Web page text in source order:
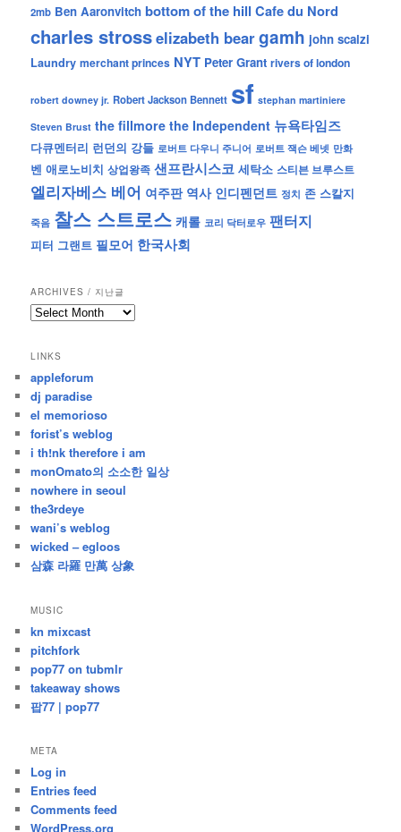
2mb Ben Aaronvitch bottom of the hill Cafe du Nord
charles strosselizabeth beargamh john scalzi
Laundry merchant princes NYT Peter Grant rivers of london
robert downey jr. Robert Jackson Bennett sf stephan martiniere
Steven Brust the fillmore the Independent 뉴욕타임즈
다큐멘터리 런던의 강들 로버트 다우니 주니어 로버트 잭슨 베넷 만화
벤 애로노비치 상업왕족 샌프란시스코 세탁소 스티븐 브루스트
엘리자베스 베어 여주판 역사 인디펜던트 정치 존 스칼지
죽음 찰스 스트로스 캐롤 코리 닥터로우 팬터지
피터 그랜트 필모어 한국사회
ARCHIVES / 지난글
archives
난
글
LINKS
appleforum
dj paradise
el memorioso
forist’s weblog
i th!nk therefore i am
monOmato의 소소한 일상
nowhere in seoul
the3rdeye
wani’s weblog
wicked – egloos
삼森 라羅 만萬 상象
MUSIC
kn mixcast
pitchfork
pop77 on tubmlr
takeaway shows
팝77 | pop77
META
Log in
Entries feed
Comments feed
WordPress.org